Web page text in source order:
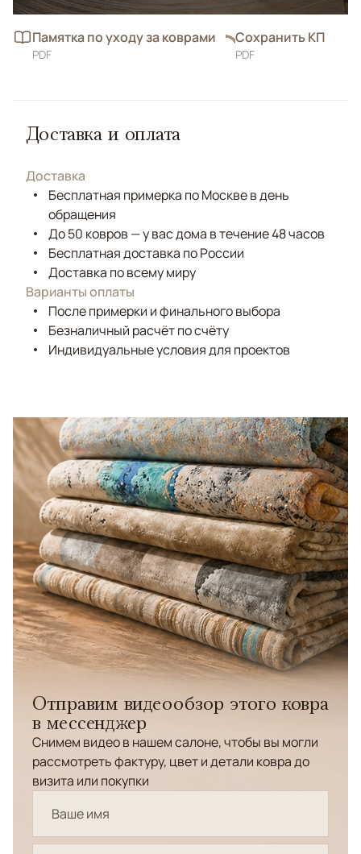
Памятка по уходу за коврами
PDF
Сохранить КП
PDF
Доставка и оплата
Доставка
Бесплатная примерка по Москве в день
обращения
До 50 ковров — у вас дома в течение 48 часов
Бесплатная доставка по России
Доставка по всему миру
Варианты оплаты
После примерки и финального выбора
Безналичный расчёт по счёту
Индивидуальные условия для проектов
Отправим видеообзор этого ковра
в мессенджер
Снимем видео в нашем салоне, чтобы вы могли
рассмотреть фактуру, цвет и детали ковра до
визита или покупки